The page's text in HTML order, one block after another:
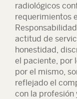
radiológicos
requerimientos
actitud de
honestidad,
el paciente, por
por el mismo,
reflejado el
con la profesión